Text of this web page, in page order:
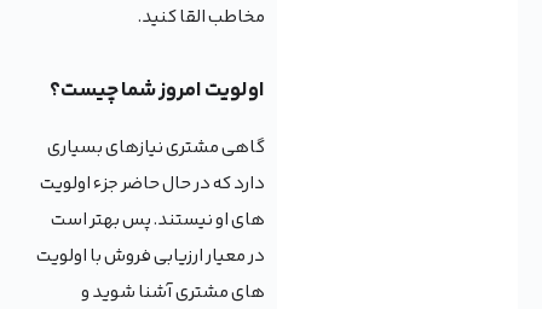
مخاطب القا کنید.
اولویت امروز شما چیست؟
گاهی مشتری نیازهای بسیاری
دارد که در حال حاضر جزء اولویت
های او نیستند. پس بهتر است
در معیار ارزیابی فروش با اولویت
های مشتری آشنا شوید و